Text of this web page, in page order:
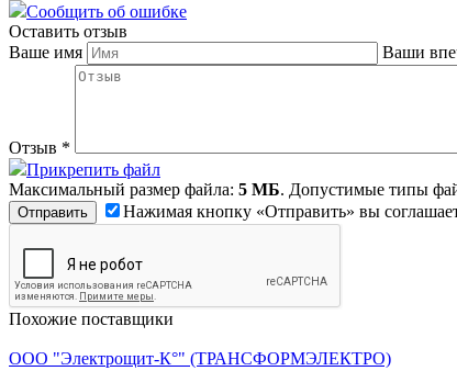
Сообщить об ошибке
Оставить отзыв
Ваше имя
Ваши
Отзыв *
Прикрепить файл
Максимальный размер файла: 5 МБ. Допустимые типы
Нажимая кнопку «Отправить» вы
Похожие поставщики
ООО "Электрощит-К°" (ТРАНСФОРМЭЛЕКТРО)